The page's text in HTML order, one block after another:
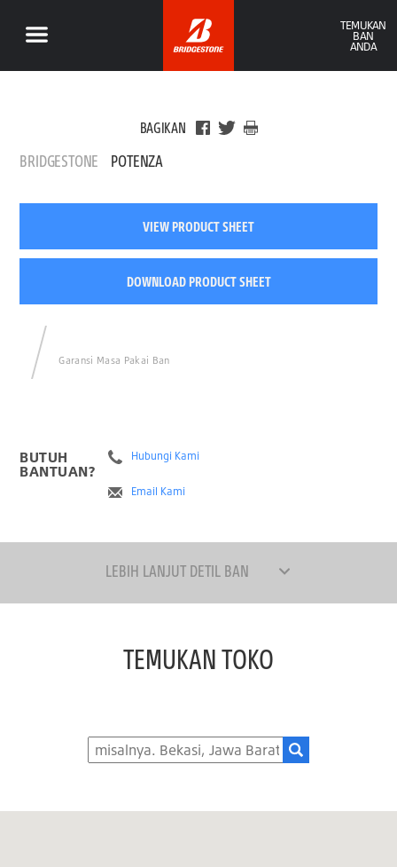
TEMUKAN
BAN
ANDA
BAGIKAN
BRIDGESTONE POTENZA
VIEW PRODUCT SHEET
DOWNLOAD PRODUCT SHEET
Garansi Masa Pakai Ban
BUTUH
BANTUAN?
Hubungi Kami
Email Kami
LEBIH LANJUT DETIL BAN
TEMUKAN TOKO